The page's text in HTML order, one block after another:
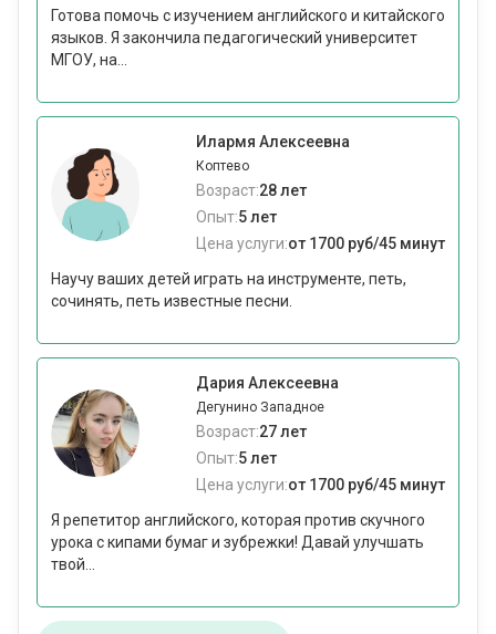
Готова помочь с изучением английского и китайского
языков. Я закончила педагогический университет
МГОУ, на...
Илармя Алексеевна
Коптево
Возраст:28 лет
Опыт:5 лет
Цена услуги:от 1700 руб/45 минут
Научу ваших детей играть на инструменте, петь,
сочинять, петь известные песни.
Дария Алексеевна
Дегунино Западное
Возраст:27 лет
Опыт:5 лет
Цена услуги:от 1700 руб/45 минут
Я репетитор английского, которая против скучного
урока с кипами бумаг и зубрежки! Давай улучшать
твой...